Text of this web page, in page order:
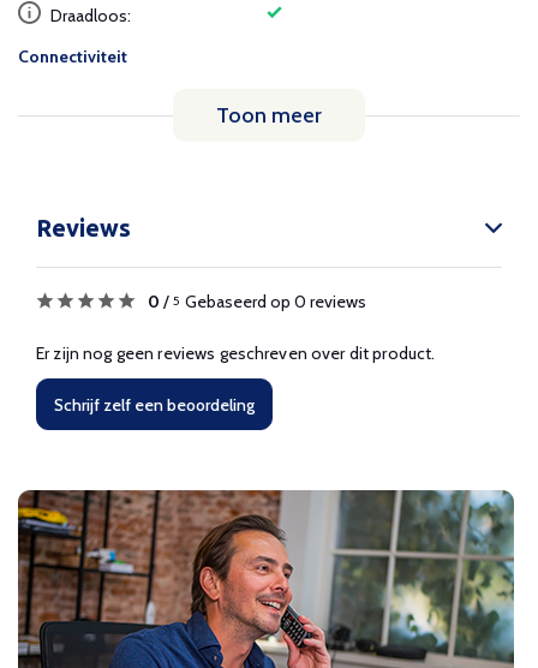
Draadloos:
Connectiviteit
Toon meer
Reviews
0 / 5 Gebaseerd op 0 reviews
Er zijn nog geen reviews geschreven over dit product.
Schrijf zelf een beoordeling